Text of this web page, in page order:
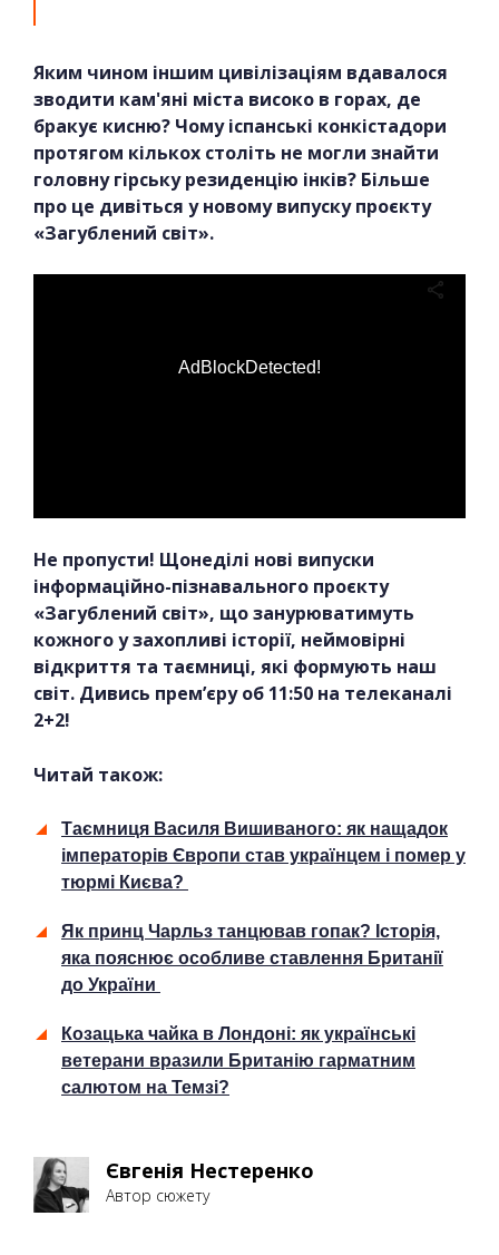
Яким чином іншим цивілізаціям вдавалося
зводити кам'яні міста високо в горах, де
бракує кисню? Чому іспанські конкістадори
протягом кількох століть не могли знайти
головну гірську резиденцію інків? Більше
про це дивіться у новому випуску проєкту
«Загублений світ».
AdBlockDetected!
Не пропусти! Щонеділі нові випуски
інформаційно-пізнавального проєкту
«Загублений світ», що занурюватимуть
кожного у захопливі історії, неймовірні
відкриття та таємниці, які формують наш
світ. Дивись прем’єру об 11:50 на телеканалі
2+2!
Читай також:
Таємниця Василя Вишиваного: як нащадок
імператорів Європи став українцем і помер у
тюрмі Києва?
Як принц Чарльз танцював гопак? Історія,
яка пояснює особливе ставлення Британії
до України
Козацька чайка в Лондоні: як українські
ветерани вразили Британію гарматним
салютом на Темзі?
Євгенія Нестеренко
Автор сюжету